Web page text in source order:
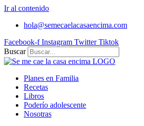
Ir al contenido
hola@semecaelacasaencima.com
Facebook-f Instagram Twitter Tiktok
Buscar
Planes en Familia
Recetas
Libros
Poderío adolescente
Nosotras